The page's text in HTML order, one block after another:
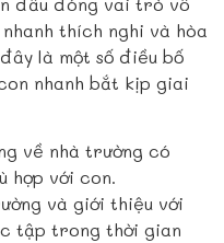
thích nghi và hòa
là một số điều bố
nhanh bắt kịp giai
về nhà trường có
hợp với con.
và giới thiệu với
tập trong thời gian